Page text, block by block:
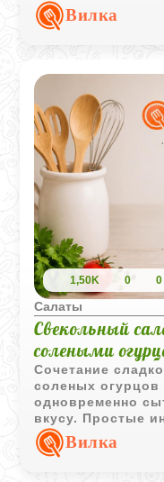
приятную
Вилка
1,50K 0 0
Салаты
Свекольный
солеными
Сочетание
соленых огурцов
одновременно
вкусу. Простые
дополняют друг
повседневного
Вилка